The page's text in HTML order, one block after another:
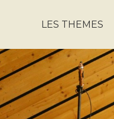
LES THEMES